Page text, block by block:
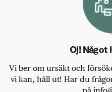
Oj! Något
Vi ber om ursäkt och
vi kan, håll ut! Har du